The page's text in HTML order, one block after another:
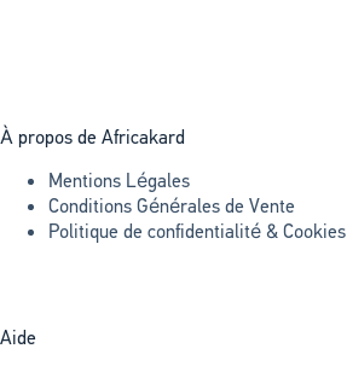
À propos de Africakard
Mentions Légales
Conditions Générales de Vente
Politique de confidentialité & Cookies
Aide